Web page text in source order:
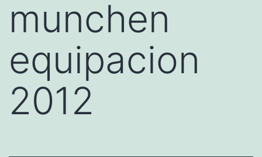
munchen
equipacion
2012